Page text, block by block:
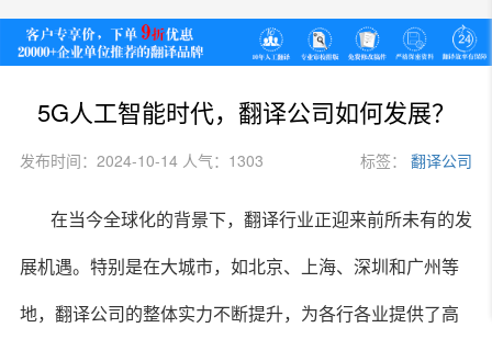
5G人工智能时代，翻译公司如何发展？
发布时间：2024-10-14 人气：1303 标签： 翻译公司
在当今全球化的背景下，翻译行业正迎来前所未有的发
展机遇。特别是在大城市，如北京、上海、深圳和广州等
地，翻译公司的整体实力不断提升，为各行各业提供了高